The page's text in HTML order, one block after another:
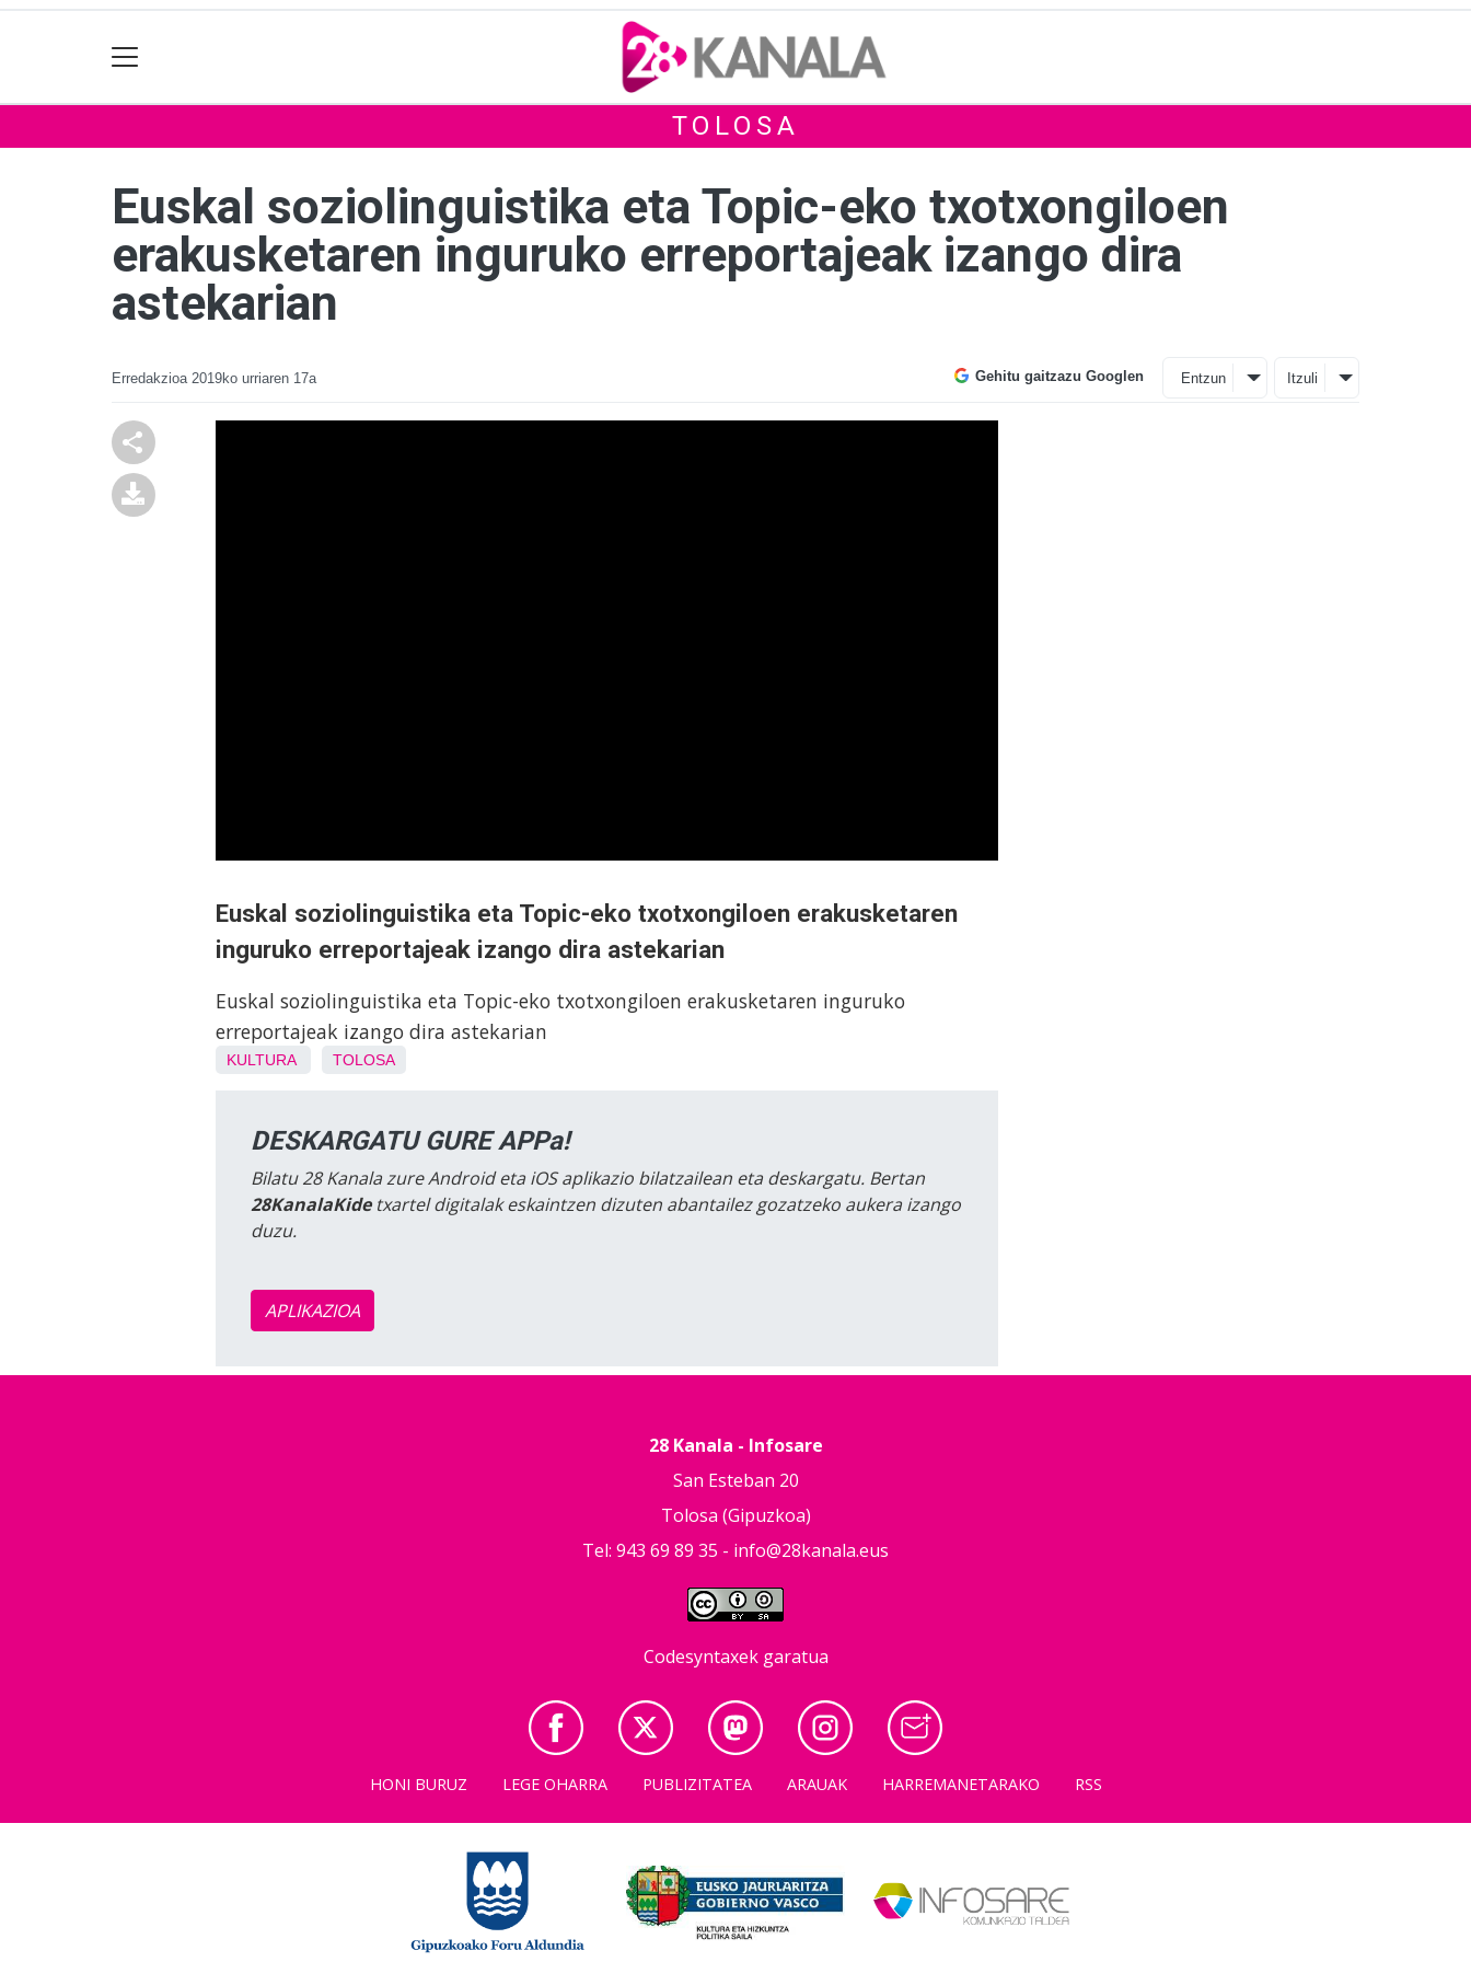
TOLOSA
Euskal soziolinguistika eta Topic-eko txotxongiloen
erakusketaren inguruko erreportajeak izango dira
astekarian
Erredakzioa 2019ko urriaren 17a Gehitu gaitzazu Googlen Entzun Itzuli
Euskal soziolinguistika eta Topic-eko txotxongiloen erakusketaren
inguruko erreportajeak izango dira astekarian
Euskal soziolinguistika eta Topic-eko txotxongiloen erakusketaren inguruko
erreportajeak izango dira astekarian
KULTURA TOLOSA
DESKARGATU GURE APPa!
Bilatu 28 Kanala zure Android eta iOS aplikazio bilatzailean eta deskargatu. Bertan
28KanalaKidetxartel digitalak eskaintzen dizuten abantailez gozatzeko aukera izango
duzu.
APLIKAZIOA
28 Kanala - Infosare
San Esteban 20
Tolosa (Gipuzkoa)
Tel: 943 69 89 35 - info@28kanala.eus
Codesyntaxek garatua
HONI BURUZ LEGE OHARRA PUBLIZITATEA ARAUAK HARREMANETARAKO RSS